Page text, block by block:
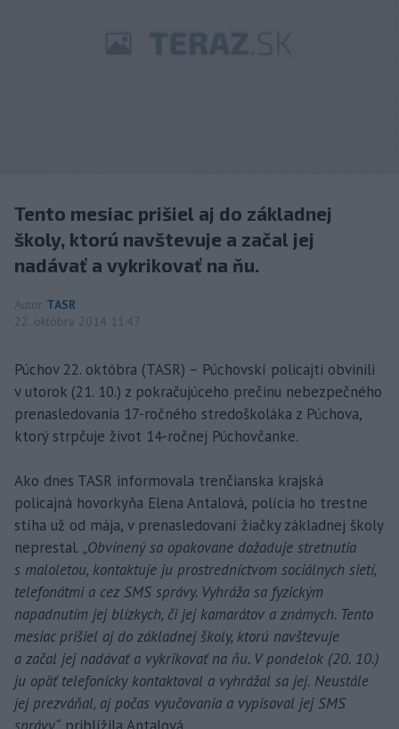
Tento mesiac prišiel aj do základnej
školy, ktorú navštevuje a začal jej
nadávať a vykrikovať na ňu.
Autor TASR
22. októbra 2014 11:47
Púchov 22. októbra (TASR) – Púchovskí policajti obvinili
v utorok (21. 10.) z pokračujúceho prečinu nebezpečného
prenasledovania 17-ročného stredoškoláka z Púchova,
ktorý strpčuje život 14-ročnej Púchovčanke.
Ako dnes TASR informovala trenčianska krajská
policajná hovorkyňa Elena Antalová, polícia ho trestne
stíha už od mája, v prenasledovaní žiačky základnej školy
neprestal. „Obvinený sa opakovane dožaduje stretnutia
s maloletou, kontaktuje ju prostredníctvom sociálnych sietí,
telefonátmi a cez SMS správy. Vyhráža sa fyzickým
napadnutím jej blízkych, či jej kamarátov a známych. Tento
mesiac prišiel aj do základnej školy, ktorú navštevuje
a začal jej nadávať a vykrikovať na ňu. V pondelok (20. 10.)
ju opäť telefonicky kontaktoval a vyhrážal sa jej. Neustále
jej prezváňal, aj počas vyučovania a vypisoval jej SMS